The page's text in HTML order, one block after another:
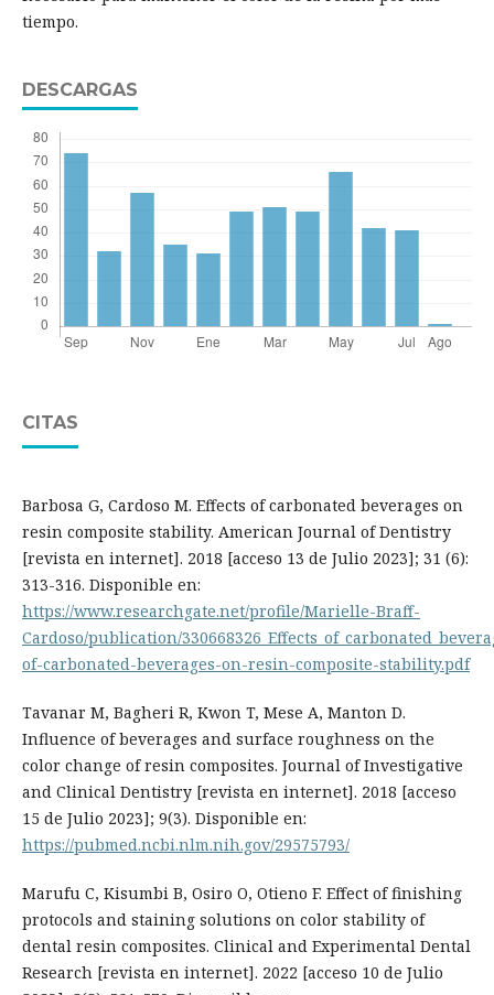
tiempo.
DESCARGAS
CITAS
Barbosa G, Cardoso M. Effects of carbonated beverages on
resin composite stability. American Journal of Dentistry
[revista en internet]. 2018 [acceso 13 de Julio 2023]; 31 (6):
313-316. Disponible en:
https://www.researchgate.net/profile/Marielle-Braff-
Cardoso/publication/
of-carbonated-beverages-on-resin-composite-stability.pdf
Tavanar M, Bagheri R, Kwon T, Mese A, Manton D.
Influence of beverages and surface roughness on the
color change of resin composites. Journal of Investigative
and Clinical Dentistry [revista en internet]. 2018 [acceso
15 de Julio 2023]; 9(3). Disponible en:
https://pubmed.ncbi.nlm.nih.gov/29575793/
Marufu C, Kisumbi B, Osiro O, Otieno F. Effect of finishing
protocols and staining solutions on color stability of
dental resin composites. Clinical and Experimental Dental
Research [revista en internet]. 2022 [acceso 10 de Julio